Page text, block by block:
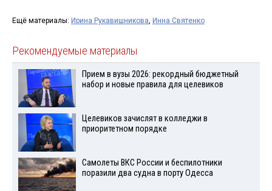
Ещё материалы: Ирина Рукавишникова, Инна Святенко
Рекомендуемые материалы
Прием в вузы 2026: рекордный бюджетный
набор и новые правила для целевиков
Целевиков зачислят в колледжи в
приоритетном порядке
Самолеты ВКС России и беспилотники
поразили два судна в порту Одесса